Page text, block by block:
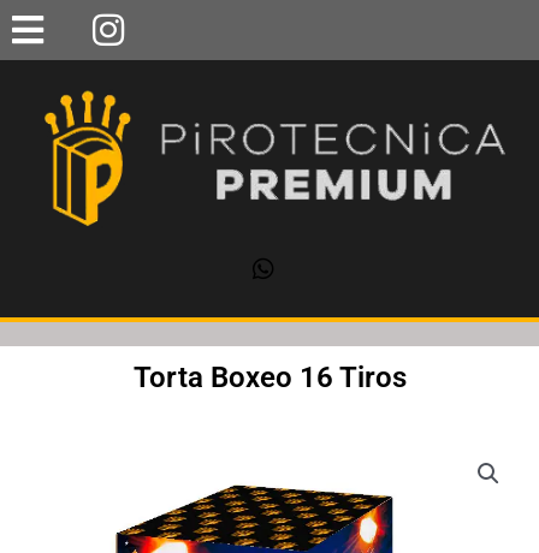
contenido
Torta Boxeo 16 Tiros